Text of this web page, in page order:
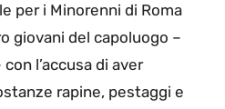
per i Minorenni di Roma
giovani del capoluogo –
l’accusa di aver
rapine, pestaggi e